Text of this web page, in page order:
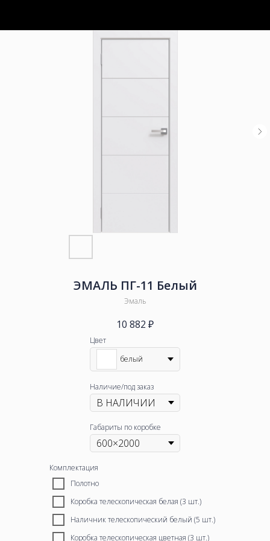
ЭМАЛЬ ПГ-11 Белый
Эмаль
10 882 ₽
Цвет
белый
Наличие/под заказ
Габариты по коробке
Комплектация
Полотно
Коробка телескопическая белая (3 шт.)
Наличник телескопический белый (5 шт.)
Коробка телескопическая цветная (3 шт.)